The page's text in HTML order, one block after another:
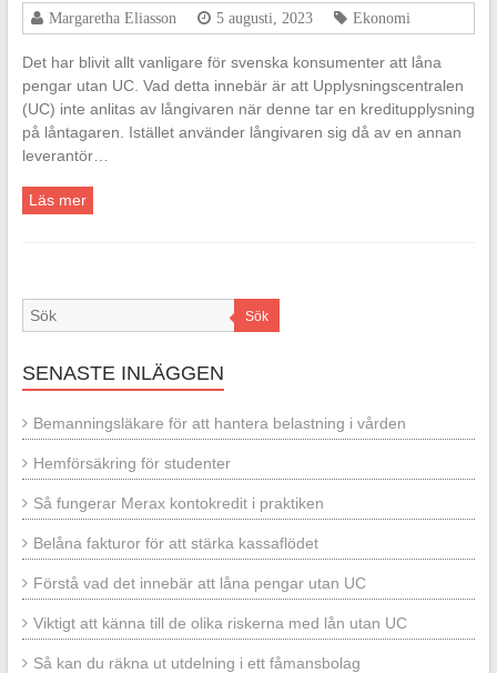
Margaretha Eliasson 5 augusti, 2023 Ekonomi
Det har blivit allt vanligare för svenska konsumenter att låna
pengar utan UC. Vad detta innebär är att Upplysningscentralen
(UC) inte anlitas av långivaren när denne tar en kreditupplysning
på låntagaren. Istället använder långivaren sig då av en annan
leverantör…
Läs mer
Sök
SENASTE INLÄGGEN
Bemanningsläkare för att hantera belastning i vården
Hemförsäkring för studenter
Så fungerar Merax kontokredit i praktiken
Belåna fakturor för att stärka kassaflödet
Förstå vad det innebär att låna pengar utan UC
Viktigt att känna till de olika riskerna med lån utan UC
Så kan du räkna ut utdelning i ett fåmansbolag